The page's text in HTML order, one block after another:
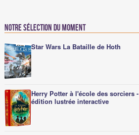
Notre sélection du moment
Star Wars La Bataille de Hoth
Herry Potter à l'école des sorciers -
édition lustrée interactive